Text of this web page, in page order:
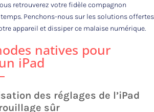
retrouverez votre fidèle compagnon
Penchons-nous sur les solutions offertes
appareil et dissiper ce malaise numérique.
natives pour
iPad
des réglages de l’iPad
sûr